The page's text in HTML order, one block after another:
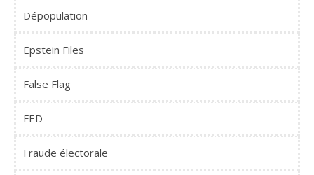
Dépopulation
Epstein Files
False Flag
FED
Fraude électorale